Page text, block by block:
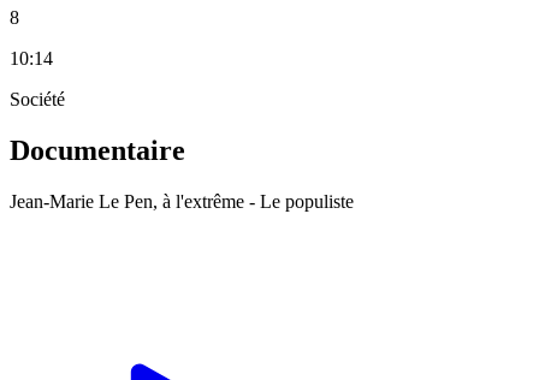
8
10:14
Société
Documentaire
Jean-Marie Le Pen, à l'extrême - Le populiste